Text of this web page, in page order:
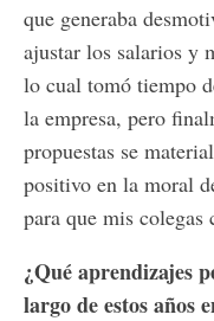
que generaba
ajustar los salarios y
lo cual tomó tiempo
la empresa, pero
propuestas se
positivo en la moral
para que mis colegas
¿Qué aprendizajes
largo de estos años